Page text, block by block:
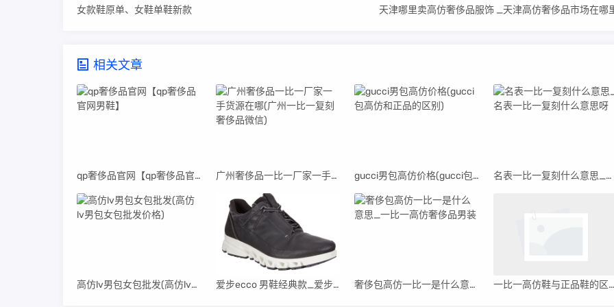
女款鞋原单、女鞋单鞋新款
天津哪里卖高仿奢侈品服饰 _天津高仿奢侈品市场在哪
相关文章
qp奢侈品官网【qp奢侈品官网男鞋】 广州奢侈品一比一厂家一手货源在哪(广州一比一复刻奢侈品微信) gucci男包高仿价格(gucci包高仿和正品的区别) 名表一比一复刻什么意思_名表一比一复刻什么意思呀
高仿lv男包女包批发(高仿lv男包女包批发价格) 爱步ecco 男鞋经典款_爱步和耐克哪个档次高 奢侈包高仿一比一是什么意思_一比一高仿奢侈品男装 一比一高仿鞋与正品鞋的区别(一比一和高仿哪个好)